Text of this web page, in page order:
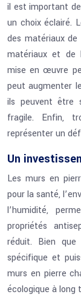
il est important
un choix éclairé.
des matériaux
matériaux et de
mise en œuvre
peut augmenter
ils peuvent être
fragile. Enfin,
représenter un
Un
Les murs en
pour la santé,
l’humidité,
propriétés
réduit. Bien que
spécifique et
murs en pierre
écologique à long